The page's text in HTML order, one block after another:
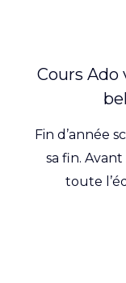
Cours
Fin d’année
sa fin.
toute